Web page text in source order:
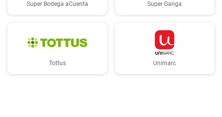
Super Bodega aCuenta Super Ganga
Tottus Unimarc